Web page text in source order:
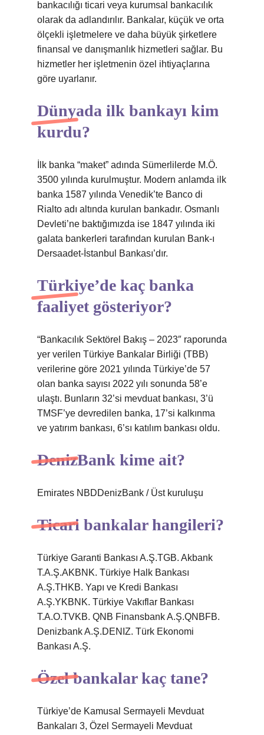
bankacılığı ticari veya kurumsal bankacılık
olarak da adlandırılır. Bankalar, küçük ve orta
ölçekli işletmelere ve daha büyük şirketlere
finansal ve danışmanlık hizmetleri sağlar. Bu
hizmetler her işletmenin özel ihtiyaçlarına
göre uyarlanır.
Dünyada ilk bankayı kim
kurdu?
İlk banka “maket” adında Sümerlilerde M.Ö.
3500 yılında kurulmuştur. Modern anlamda ilk
banka 1587 yılında Venedik’te Banco di
Rialto adı altında kurulan bankadır. Osmanlı
Devleti’ne baktığımızda ise 1847 yılında iki
galata bankerleri tarafından kurulan Bank-ı
Dersaadet-İstanbul Bankası’dır.
Türkiye’de kaç banka
faaliyet gösteriyor?
“Bankacılık Sektörel Bakış – 2023″ raporunda
yer verilen Türkiye Bankalar Birliği (TBB)
verilerine göre 2021 yılında Türkiye’de 57
olan banka sayısı 2022 yılı sonunda 58’e
ulaştı. Bunların 32’si mevduat bankası, 3’ü
TMSF’ye devredilen banka, 17’si kalkınma
ve yatırım bankası, 6’sı katılım bankası oldu.
DenizBank kime ait?
Emirates NBDDenizBank / Üst kuruluşu
Ticari bankalar hangileri?
Türkiye Garanti Bankası A.Ş.TGB. Akbank
T.A.Ş.AKBNK. Türkiye Halk Bankası
A.Ş.THKB. Yapı ve Kredi Bankası
A.Ş.YKBNK. Türkiye Vakıflar Bankası
T.A.O.TVKB. QNB Finansbank A.Ş.QNBFB.
Denizbank A.Ş.DENIZ. Türk Ekonomi
Bankası A.Ş.
Özel bankalar kaç tane?
Türkiye’de Kamusal Sermayeli Mevduat
Bankaları 3, Özel Sermayeli Mevduat